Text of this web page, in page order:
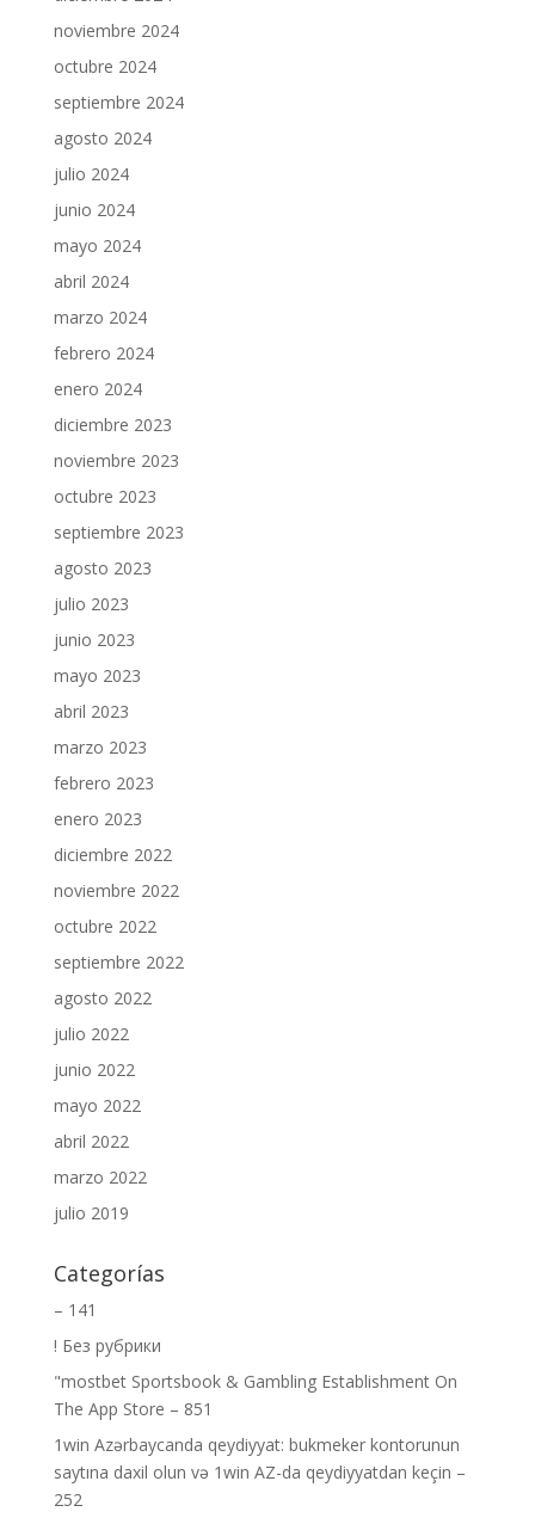
noviembre 2024
octubre 2024
septiembre 2024
agosto 2024
julio 2024
junio 2024
mayo 2024
abril 2024
marzo 2024
febrero 2024
enero 2024
diciembre 2023
noviembre 2023
octubre 2023
septiembre 2023
agosto 2023
julio 2023
junio 2023
mayo 2023
abril 2023
marzo 2023
febrero 2023
enero 2023
diciembre 2022
noviembre 2022
octubre 2022
septiembre 2022
agosto 2022
julio 2022
junio 2022
mayo 2022
abril 2022
marzo 2022
julio 2019
Categorías
– 141
! Без рубрики
"‎mostbet Sportsbook & Gambling Establishment On
The App Store – 851
1win Azərbaycanda qeydiyyat: bukmeker kontorunun
saytına daxil olun və 1win AZ-da qeydiyyatdan keçin –
252